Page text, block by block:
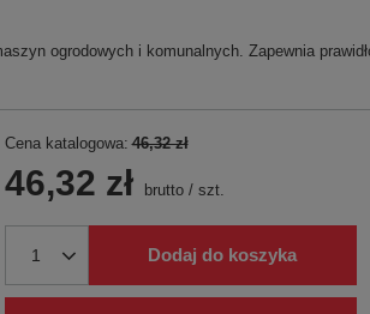
ogrodowych i komunalnych. Zapewnia
Cena katalogowa: 46,32 zł
46,32 zł brutto/ szt.
Dodaj do koszyka